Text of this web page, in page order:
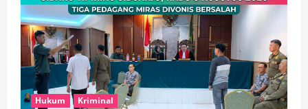
Hukum Kriminal